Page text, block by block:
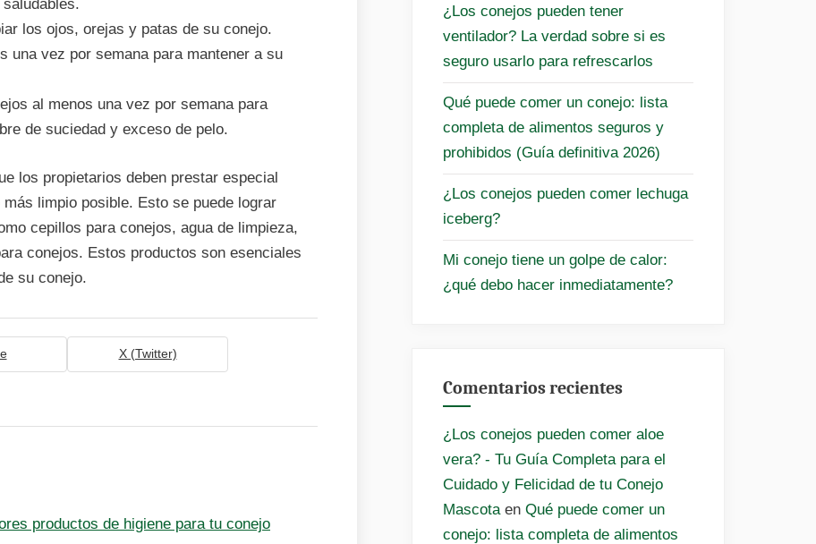
los ojos, orejas y patas de su conejo.
una vez por semana para mantener a su
al menos una vez por semana para
de suciedad y exceso de pelo.
los propietarios deben prestar especial
limpio posible. Esto se puede lograr
cepillos para conejos, agua de limpieza,
conejos. Estos productos son esenciales
su conejo.
X (Twitter)
productos de higiene para tu conejo
¿Los conejos pueden tener
ventilador? La verdad sobre si es
seguro usarlo para refrescarlos
Qué puede comer un conejo: lista
completa de alimentos seguros y
prohibidos (Guía definitiva 2026)
¿Los conejos pueden comer lechuga
iceberg?
Mi conejo tiene un golpe de calor:
¿qué debo hacer inmediatamente?
Comentarios recientes
¿Los conejos pueden comer aloe
vera? - Tu Guía Completa para el
Cuidado y Felicidad de tu Conejo
Mascota en Qué puede comer un
conejo: lista completa de alimentos